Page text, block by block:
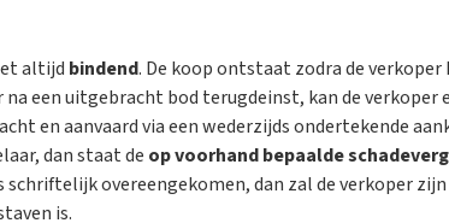
altijd bindend. De koop ontstaat zodra de
een uitgebracht bod terugdeinst, kan de verkoper
en aanvaard via een wederzijds ondertekende
dan staat de op voorhand bepaalde
schriftelijk overeengekomen, dan zal de verkoper
is.